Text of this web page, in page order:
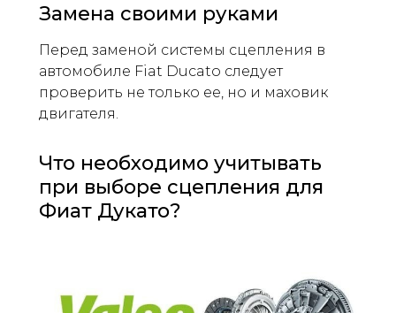
Замена своими руками
Перед заменой системы сцепления в
автомобиле Fiat Ducato следует
проверить не только ее, но и маховик
двигателя.
Что необходимо учитывать
при выборе сцепления для
Фиат Дукато?